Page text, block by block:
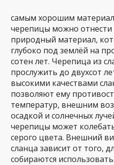
самым хорошим
черепицы можно отнести
природный материал,
глубоко под землёй на
сотен лет. Черепица из
прослужить до двухсот
высокими качествами
позволяют ему
температур, внешним
осадкой и солнечных
черепицы может
серого цвета. Внешний
сланца зависит от того,
собираются использовать.